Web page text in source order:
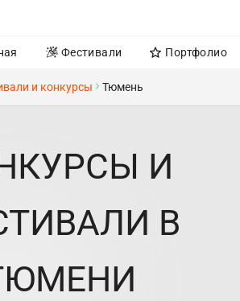
Фестивали Портфолио
и конкурсы Тюмень
И
В